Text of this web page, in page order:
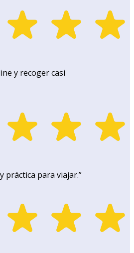
y recoger casi
práctica para viajar.”